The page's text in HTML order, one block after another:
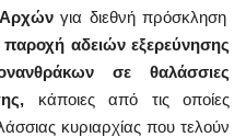
Αρχώνγια διεθνή πρόσκληση
παροχή αδειών εξερεύνησης
σε θαλάσσιες
κάποιες από τις οποίες
κυριαρχίας που τελούν